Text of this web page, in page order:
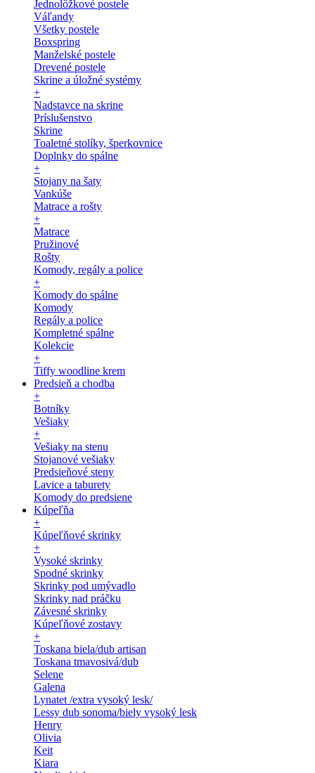
Jednolôžkové postele
Váľandy
Všetky postele
Boxspring
Manželské postele
Drevené postele
Skrine a úložné systémy
+
Nadstavce na skrine
Príslušenstvo
Skrine
Toaletné stolíky, šperkovnice
Doplnky do spálne
+
Stojany na šaty
Vankúše
Matrace a rošty
+
Matrace
Pružinové
Rošty
Komody, regály a police
+
Komody do spálne
Komody
Regály a police
Kompletné spálne
Kolekcie
+
Tiffy woodline krem
Predsieň a chodba
+
Botníky
Vešiaky
+
Vešiaky na stenu
Stojanové vešiaky
Predsieňové steny
Lavice a taburety
Komody do predsiene
Kúpeľňa
+
Kúpeľňové skrinky
+
Vysoké skrinky
Spodné skrinky
Skrinky pod umývadlo
Skrinky nad práčku
Závesné skrinky
Kúpeľňové zostavy
+
Toskana biela/dub artisan
Toskana tmavosivá/dub
Selene
Galena
Lynatet /extra vysoký lesk/
Lessy dub sonoma/biely vysoký lesk
Henry
Olivia
Keit
Kiara